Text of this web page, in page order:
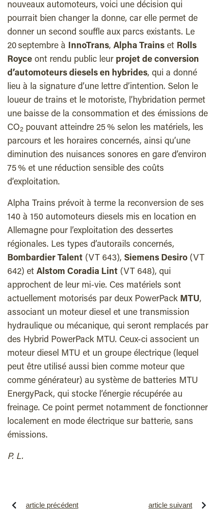
nouveaux automoteurs, voici une décision qui
pourrait bien changer la donne, car elle permet de
donner un second souffle aux parcs existants. Le
20 septembre à InnoTrans, Alpha Trains et Rolls
Royce ont rendu public leur projet de conversion
d’automoteurs diesels en hybrides, qui a donné
lieu à la signature d’une lettre d’intention. Selon le
loueur de trains et le motoriste, l’hybridation permet
une baisse de la consommation et des émissions de
CO2 pouvant atteindre 25 % selon les matériels, les
parcours et les horaires concernés, ainsi qu’une
diminution des nuisances sonores en gare d’environ
75 % et une réduction sensible des coûts
d’exploitation.
Alpha Trains prévoit à terme la reconversion de ses
140 à 150 automoteurs diesels mis en location en
Allemagne pour l’exploitation des dessertes
régionales. Les types d’autorails concernés,
Bombardier Talent (VT 643), Siemens Desiro (VT
642) et Alstom Coradia Lint (VT 648), qui
approchent de leur mi-vie. Ces matériels sont
actuellement motorisés par deux PowerPack MTU,
associant un moteur diesel et une transmission
hydraulique ou mécanique, qui seront remplacés par
des Hybrid PowerPack MTU. Ceux-ci associent un
moteur diesel MTU et un groupe électrique (lequel
peut être utilisé aussi bien comme moteur que
comme générateur) au système de batteries MTU
EnergyPack, qui stocke l’énergie récupérée au
freinage. Ce point permet notamment de fonctionner
localement en mode électrique sur batterie, sans
émissions.
P. L.
article précédent article suivant